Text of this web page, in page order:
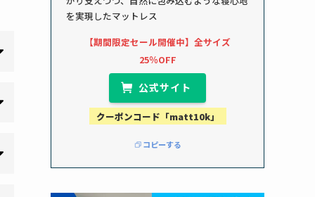
を実現したマットレス
【期間限定セール開催中】全サイズ
25％OFF
公式サイト
クーポンコード「matt10k」
コピーする